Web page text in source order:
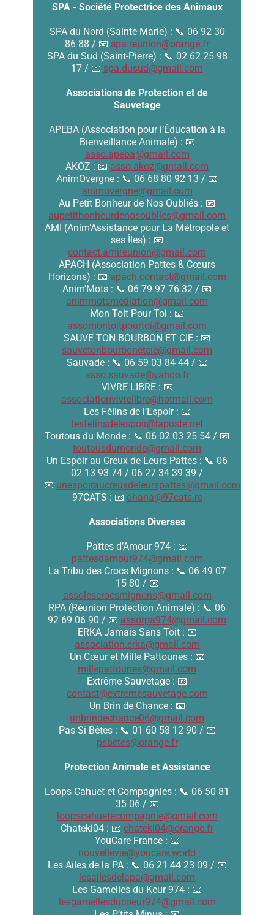
SPA - Société Protectrice des Animaux
SPA du Nord (Sainte-Marie) : 📞 06 92 30
86 88 / 📧 spa.reunion@orange.fr
SPA du Sud (Saint-Pierre) : 📞 02 62 25 98
17 / 📧 spa.dusud@gmail.com
Associations de Protection et de
Sauvetage
APEBA (Association pour l’Éducation à la
Bienveillance Animale) : 📧
asso.apeba@gmail.com
AKOZ : 📧 asso.akoz@gmail.com
AnimOvergne : 📞 06 68 80 92 13 / 📧
animovergne@gmail.com
Au Petit Bonheur de Nos Oubliés : 📧
aupetitbonheurdenosoublies@gmail.com
AMI (Anim’Assistance pour La Métropole et
ses Îles) : 📧
contact.amireunion@gmail.com
APACH (Association Pattes & Cœurs
Horizons) : 📧 apach.contact@gmail.com
Anim’Mots : 📞 06 79 97 76 32 / 📧
animmotsmediation@gmail.com
Mon Toit Pour Toi : 📧
assomontoitpourtoi@gmail.com
SAUVE TON BOURBON ET CIE : 📧
sauvetonbourbonetcie@gmail.com
Sauvade : 📞 06 59 03 84 44 / 📧
asso.sauvade@yahoo.fr
VIVRE LIBRE : 📧
associationvivrelibre@hotmail.com
Les Félins de l’Espoir : 📧
lesfelinsdelespoir@laposte.net
Toutous du Monde : 📞 06 02 03 25 54 / 📧
toutousdumonde@gmail.com
Un Espoir au Creux de Leurs Pattes : 📞 06
02 13 93 74 / 06 27 34 39 39 /
📧 unespoiraucreuxdeleurspattes@gmail.com
97CATS : 📧 ohana@97cats.re
Associations Diverses
Pattes d’Amour 974 : 📧
pattesdamour974@gmail.com
La Tribu des Crocs Mignons : 📞 06 49 07
15 80 / 📧
assolescrocsmignons@gmail.com
RPA (Réunion Protection Animale) : 📞 06
92 69 06 90 / 📧 assorpa974@gmail.com
ERKA Jamais Sans Toit : 📧
association.erka@gmail.com
Un Cœur et Mille Pattounes : 📧
millepattounes@gmail.com
Extrême Sauvetage : 📧
contact@extremesauvetage.com
Un Brin de Chance : 📧
unbrindechance06@gmail.com
Pas Si Bêtes : 📞 01 60 58 12 90 / 📧
psbetes@orange.fr
Protection Animale et Assistance
Loops Cahuet et Compagnies : 📞 06 50 81
35 06 / 📧
loopscahuetecompagnie@gmail.com
Chateki04 : 📧 chateki04@orange.fr
YouCare France : 📧
nouvellevie@youcare.world
Les Ailes de la PA : 📞 06 21 44 23 09 / 📧
lesailesdelapa@gmail.com
Les Gamelles du Keur 974 : 📧
lesgamellesducoeur974@gmail.com